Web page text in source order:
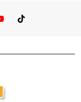
You TubeTikTok